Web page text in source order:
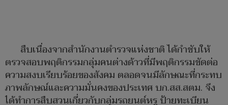
สืบเนื่องจากสำนักงานตำรวจแห่งชาติ ได้กำชับให้
ตรวจสอบพฤติกรรมกลุ่มคนต่างด้าวที่มีพฤติกรรมขัดต่อ
ความสงบเรียบร้อยของสังคม ตลอดจนมีลักษณะที่กระทบ
ภาพลักษณ์และความมั่นคงของประเทศ บก.สส.สตม. จึง
ได้ทำการสืบสวนเกี่ยวกับกลุ่มรถยนต์หรู ป้ายทะเบียน